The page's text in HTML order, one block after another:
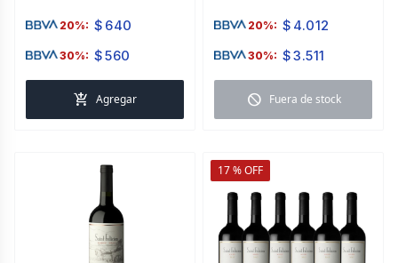
20%: $ 640
30%: $560
add_shopping_cart Agregar
20%: $ 4.012
30%: $3.511
block Fuera de stock
17 % OFF